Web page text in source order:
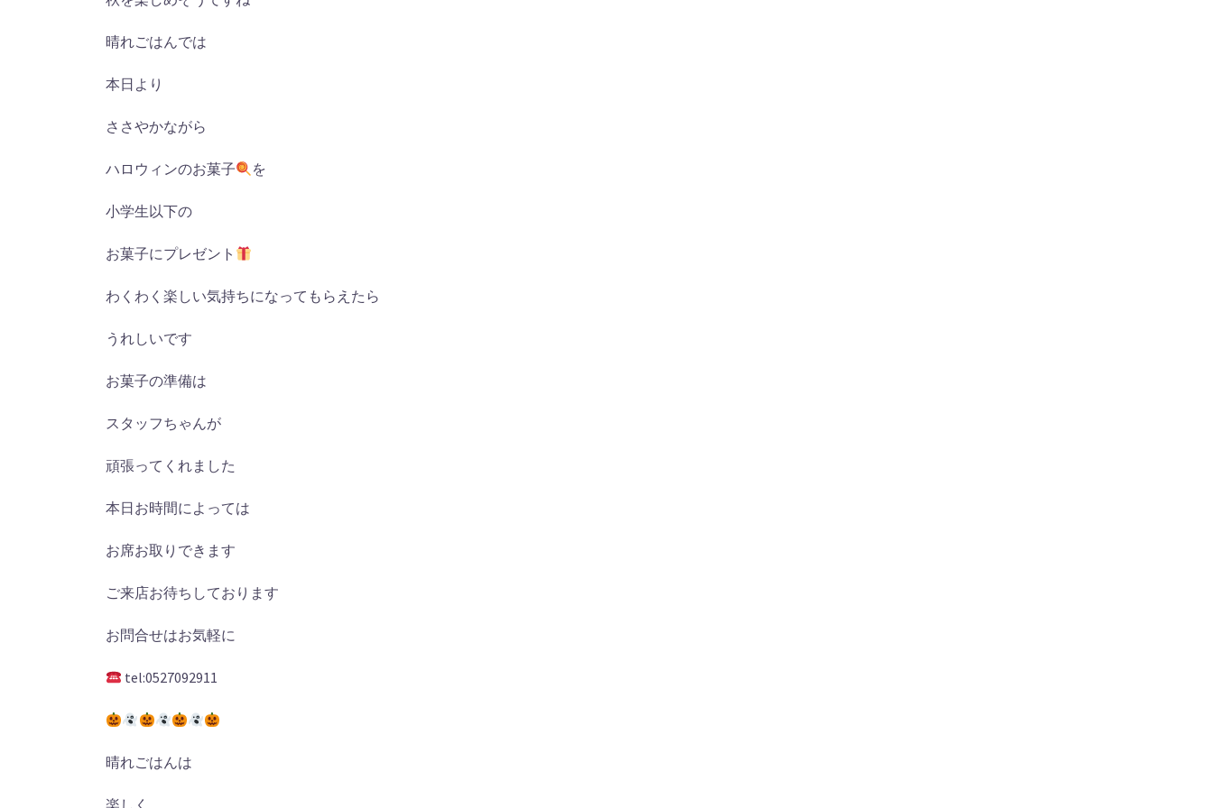
晴れごはんでは
本日より
ささやかながら
ハロウィンのお菓子 を
小学生以下の
お菓子にプレゼント
わくわく楽しい気持ちになってもらえたら
うれしいです
お菓子の準備は
スタッフちゃんが
頑張ってくれました
本日お時間によっては
お席お取りできます
ご来店お待ちしております
お問合せはお気軽に
tel:0527092911
晴れごはんは
楽しく